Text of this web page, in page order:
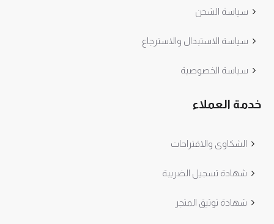
سياسة الشحن
سياسة الاستبدال والاسترجاع
سياسة الخصوصية
خدمة العملاء
الشكاوى والاقتراحات
شهادة تسجيل الضريبة
شهادة توثيق المتجر